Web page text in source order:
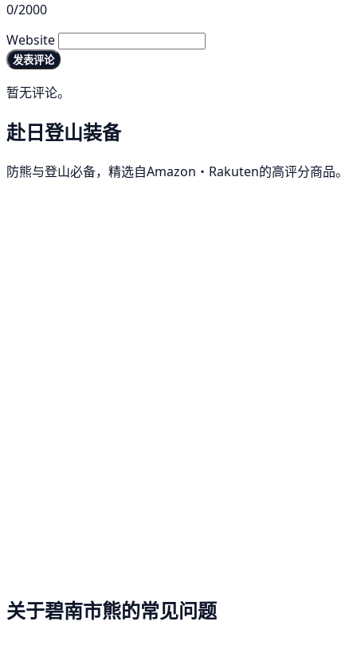
0/2000
Website
发表评论
暂无评论。
赴日登山装备
防熊与登山必备，精选自Amazon・Rakuten的高评分商品。
关于碧南市熊的常见问题